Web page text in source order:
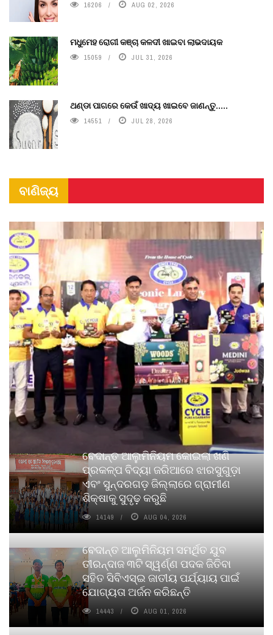
16206 AUG 02, 2026
ମଧୁମେହ ରୋଗୀ କଞ୍ଚା କଳଦୀ ଖାଇବା ଲାଭଦାୟକ
15059 JUL 31, 2026
ଥଣ୍ଡା ପାଗରେ କେଉଁ ଖାଦ୍ୟ ଖାଇବେ ଜାଣନ୍ତୁ.....
14551 JUL 28, 2026
ବାଣିଜ୍ୟ
ବେଦାନ୍ତ ଆଲୁମିନିୟମ କୋଇଲା ଖଣି
ପ୍ରକଳ୍ପ ବିଦ୍ୟା ଜରିଆରେ ଝାରସୁଗୁଡ଼ା
ଏବଂ ସୁନ୍ଦରଗଡ଼ ଜିଲ୍ଲାରେ ଗ୍ରାମୀଣ
ଶିକ୍ଷାକୁ ସୁଦୃଢ଼ କରୁଛି
14149 AUG 04, 2026
ବେଦାନ୍ତ ଆଲୁମିନିୟମ ସମର୍ଥିତ ଯୁବ
ତୀରନ୍ଦାଜ ୩ଟି ସ୍ୱର୍ଣ୍ଣ ପଦକ ଜିତିବା
ସହିତ ସିବିଏସ୍ଇ ଜାତୀୟ ପର୍ଯ୍ୟାୟ ପାଇଁ
ଯୋଗ୍ୟତା ଅର୍ଜନ କରିଛନ୍ତି
14443 AUG 01, 2026